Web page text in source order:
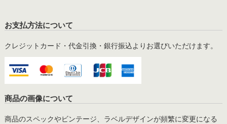
お支払方法について
クレジットカード・代金引換・銀行振込よりお選びいただけます。
商品の画像について
商品のスペックやビンテージ、ラベルデザインが頻繁に変更になる